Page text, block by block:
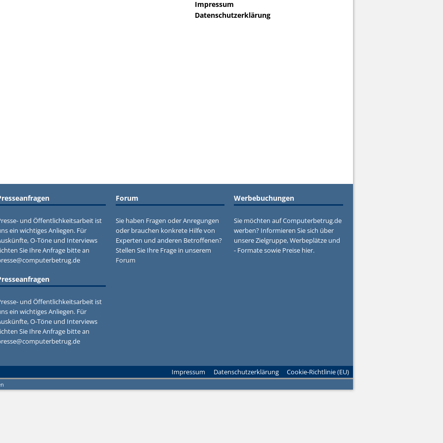
Impressum
Datenschutzerklärung
und Öffentlichkeitsarbeit ist
ein wichtiges Anliegen. Für
O-Töne und Interviews
Sie Ihre Anfrage bitte an
und Öffentlichkeitsarbeit ist
ein wichtiges Anliegen. Für
O-Töne und Interviews
Sie Ihre Anfrage bitte an
Forum
Sie haben Fragen oder Anregungen
oder brauchen konkrete Hilfe von
Experten und anderen Betroffenen?
Stellen Sie Ihre Frage in unserem
Forum
Werbebuchungen
Sie möchten auf Computerbetrug.de
werben? Informieren Sie sich über
unsere Zielgruppe, Werbeplätze und
- Formate sowie Preise hier.
Impressum Datenschutzerklärung Cookie-Richtlinie (EU)